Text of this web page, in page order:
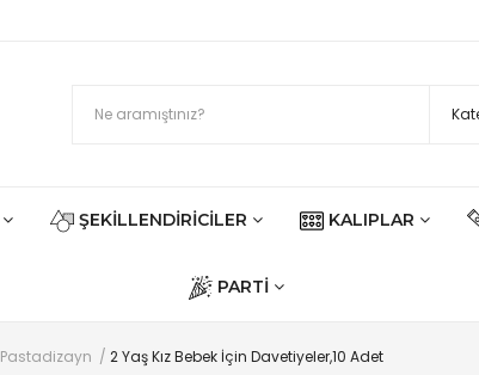
ŞEKILLENDIRICILER KALIPLAR
PARTI
Pastadizayn 2 Yaş Kız Bebek İçin Davetiyeler,10 Adet